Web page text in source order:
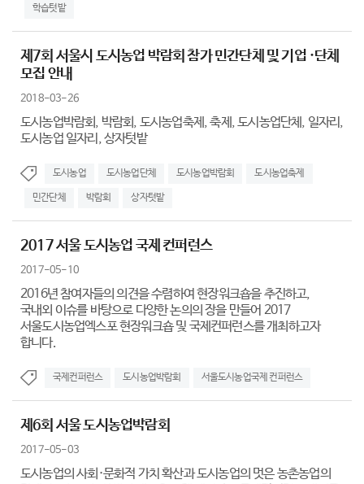
학습텃밭
제7회 서울시 도시농업 박람회 참가 민간단체 및 기업 ·단체
모집 안내
2018-03-26
도시농업박람회, 박람회, 도시농업축제, 축제, 도시농업단체, 일자리,
도시농업 일자리, 상자텃밭
도시농업 도시농업단체 도시농업박람회 도시농업축제
민간단체 박람회 상자텃밭
2017 서울 도시농업 국제 컨퍼런스
2017-05-10
2016년 참여자들의 의견을 수렴하여 현장워크숍을 추진하고,
국내외 이슈를 바탕으로 다양한 논의의 장을 만들어 2017
서울도시농업엑스포 현장워크숍 및 국제컨퍼런스를 개최하고자
합니다.
국제컨퍼런스 도시농업박람회 서울도시농업국제 컨퍼런스
제6회 서울 도시농업박람회
2017-05-03
도시농업의 사회·문화적 가치 확산과 도시농업의 멋은 농촌농업의